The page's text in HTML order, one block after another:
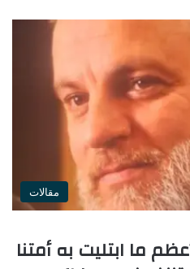
مقالات
ما ابتليت به أمتنا